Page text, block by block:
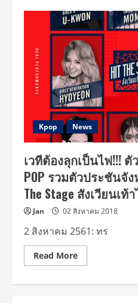
Kpop News
เวทีต้องลุกเป็นไฟ!!! ตั
POP รวมตัวประชันจั
The Stage สังเวียนเท้
Jan 02 สิงหาคม 2018
2 สิงหาคม 2561: ทร
Read MoreRead
more